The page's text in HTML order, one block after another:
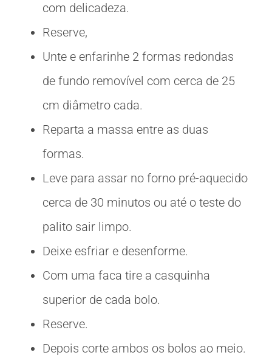
com delicadeza.
Reserve,
Unte e enfarinhe 2 formas redondas
de fundo removível com cerca de 25
cm diâmetro cada.
Reparta a massa entre as duas
formas.
Leve para assar no forno pré-aquecido
cerca de 30 minutos ou até o teste do
palito sair limpo.
Deixe esfriar e desenforme.
Com uma faca tire a casquinha
superior de cada bolo.
Reserve.
Depois corte ambos os bolos ao meio.